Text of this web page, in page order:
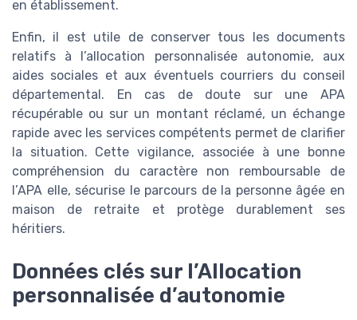
en établissement.
Enfin, il est utile de conserver tous les documents
relatifs à l’allocation personnalisée autonomie, aux
aides sociales et aux éventuels courriers du conseil
départemental. En cas de doute sur une APA
récupérable ou sur un montant réclamé, un échange
rapide avec les services compétents permet de clarifier
la situation. Cette vigilance, associée à une bonne
compréhension du caractère non remboursable de
l’APA elle, sécurise le parcours de la personne âgée en
maison de retraite et protège durablement ses
héritiers.
Données clés sur l’Allocation
personnalisée d’autonomie